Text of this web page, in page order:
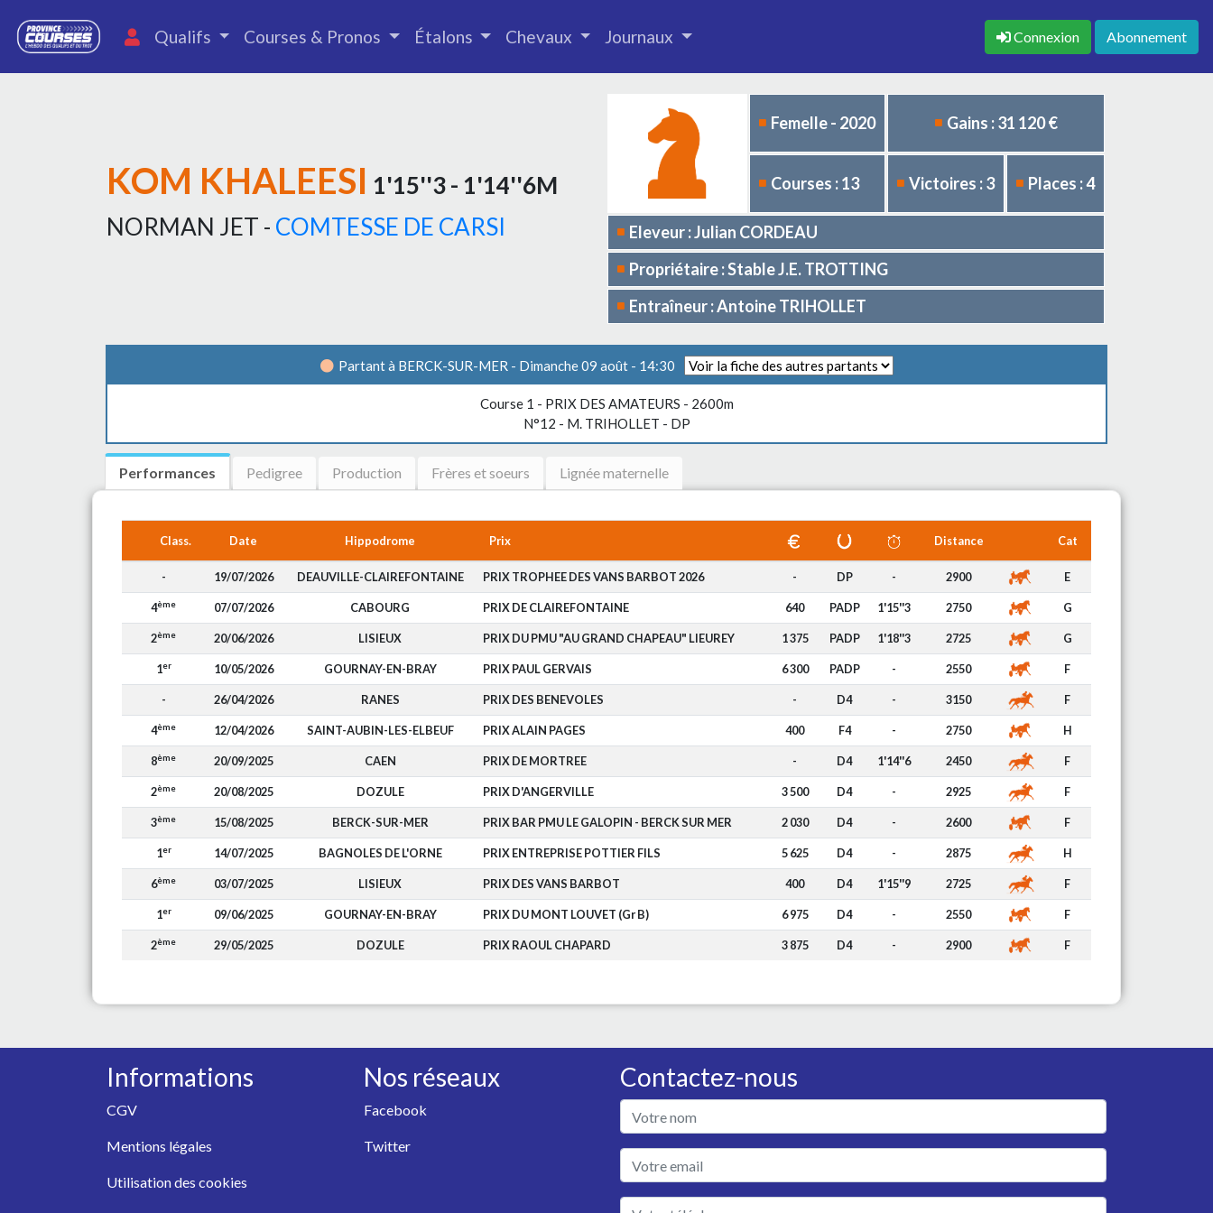
Qualifs Courses & Pronos Étalons Chevaux Journaux Connexion Abonnement
KOM KHALEESI 1'15''3 - 1'14''6M
NORMAN JET - COMTESSE DE CARSI
Femelle - 2020 Gains : 31 120 €
Courses : 13 Victoires : 3 Places : 4
Eleveur : Julian CORDEAU
Propriétaire : Stable J.E. TROTTING
Entraîneur : Antoine TRIHOLLET
Partant à BERCK-SUR-MER - Dimanche 09 août - 14:30
Course 1 - PRIX DES AMATEURS - 2600m
N°12 - M. TRIHOLLET - DP
Performances Pedigree Production Frères et soeurs Lignée maternelle
Class. Date Hippodrome Prix Distance Cat
- 19/07/2026 DEAUVILLE-CLAIREFONTAINE PRIX TROPHEE DES VANS BARBOT 2026 - DP - 2900 E
4ème 07/07/2026 CABOURG PRIX DE CLAIREFONTAINE 640 PADP 1'15''3 2750 G
2ème 20/06/2026 LISIEUX PRIX DU PMU "AU GRAND CHAPEAU" LIEUREY 1 375 PADP 1'18''3 2725 G
1er 10/05/2026 GOURNAY-EN-BRAY PRIX PAUL GERVAIS 6 300 PADP - 2550 F
- 26/04/2026 RANES PRIX DES BENEVOLES - D4 - 3150 F
4ème 12/04/2026 SAINT-AUBIN-LES-ELBEUF PRIX ALAIN PAGES 400 F4 - 2750 H
8ème 20/09/2025 CAEN PRIX DE MORTREE - D4 1'14''6 2450 F
2ème 20/08/2025 DOZULE PRIX D'ANGERVILLE 3 500 D4 - 2925 F
3ème 15/08/2025 BERCK-SUR-MER PRIX BAR PMU LE GALOPIN - BERCK SUR MER 2 030 D4 - 2600 F
1er 14/07/2025 BAGNOLES DE L'ORNE PRIX ENTREPRISE POTTIER FILS 5 625 D4 - 2875 H
6ème 03/07/2025 LISIEUX PRIX DES VANS BARBOT 400 D4 1'15''9 2725 F
1er 09/06/2025 GOURNAY-EN-BRAY PRIX DU MONT LOUVET (Gr B) 6 975 D4 - 2550 F
2ème 29/05/2025 DOZULE PRIX RAOUL CHAPARD 3 875 D4 - 2900 F
Informations
CGV
Mentions légales
Utilisation des cookies
Nos réseaux
Facebook
Twitter
Contactez-nous